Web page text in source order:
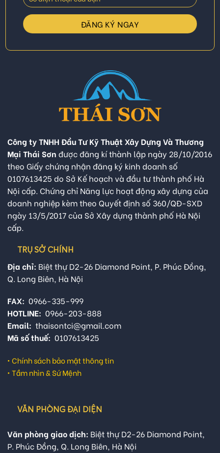
Công ty TNHH Đầu Tư Kỹ Thuật Xây Dựng Và Thương
Mại Thái Sơn được đăng kí thành lập ngày 28/10/2016
theo Giấy chứng nhận đăng ký kinh doanh số
0107613425 do Sở Kế hoạch và đầu tư thành phố Hà
Nội cấp. Chứng chỉ Năng lực hoạt động xây dựng của
doanh nghiệp kèm theo Quyết định số 360/QĐ-SXD
ngày 13/5/2017 của Sở Xây dựng thành phố Hà Nội
cấp.
TRỤ SỞ CHÍNH
Địa chỉ: Biệt thự D2-26 Diamond Point, P. Phúc Đồng,
Q. Long Biên, Hà Nội
FAX: 0966-335-999
HOTLINE: 0966-203-888
Email: thaisontci@gmail.com
Mã số thuế: 0107613425
• Chính sách bảo mật thông tin
• Tầm nhìn & Sứ Mệnh
VĂN PHÒNG ĐẠI DIỆN
Văn phòng giao dịch: Biệt thự D2-26 Diamond Point,
P. Phúc Đồng, Q. Long Biên, Hà Nội